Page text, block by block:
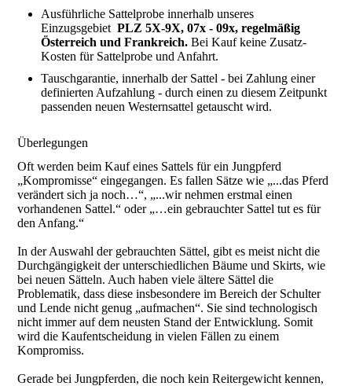
Ausführliche Sattelprobe innerhalb unseres
EinzugsgebietPLZ 5X-9X, 07x - 09x, regelmäßig
Österreich und Frankreich. Bei Kauf keine Zusatz-
Kosten für Sattelprobe und Anfahrt.
Tauschgarantie, innerhalb der Sattel - bei Zahlung einer
definierten Aufzahlung - durch einen zu diesem Zeitpunkt
passenden neuen Westernsattel getauscht wird.
Überlegungen
Oft werden beim Kauf eines Sattels für ein Jungpferd
„Kompromisse“ eingegangen. Es fallen Sätze wie „...das Pferd
verändert sich ja noch…“, „...wir nehmen erstmal einen
vorhandenen Sattel.“ oder „…ein gebrauchter Sattel tut es für
den Anfang.“
In der Auswahl der gebrauchten Sättel, gibt es meist nicht die
Durchgängigkeit der unterschiedlichen Bäume und Skirts, wie
bei neuen Sätteln. Auch haben viele ältere Sättel die
Problematik, dass diese insbesondere im Bereich der Schulter
und Lende nicht genug „aufmachen“. Sie sind technologisch
nicht immer auf dem neusten Stand der Entwicklung. Somit
wird die Kaufentscheidung in vielen Fällen zu einem
Kompromiss.
Gerade bei Jungpferden, die noch kein Reitergewicht kennen,